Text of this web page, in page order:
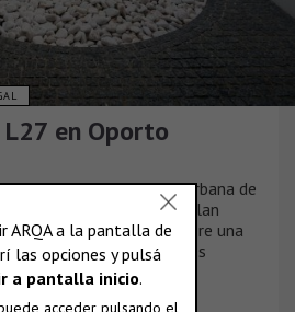
en Oporto
en una zona suburbana de
en un nuevo master plan
regular que sugiere una
rodeada de jardines